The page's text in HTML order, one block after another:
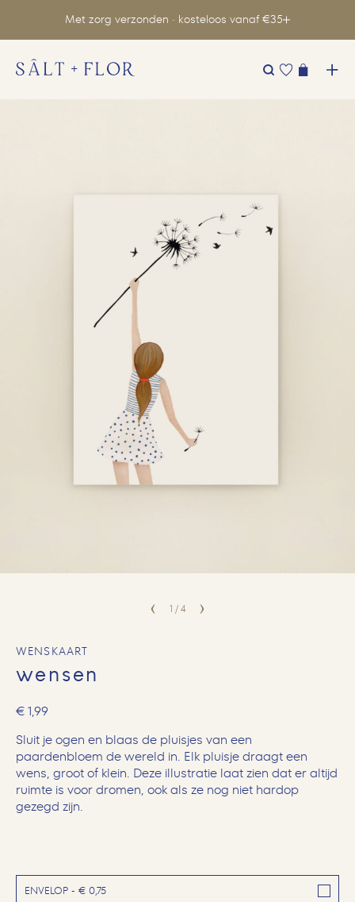
Met zorg verzonden · kosteloos vanaf €35
1 / 4
WENSKAART
wensen
€ 1,99
Sluit je ogen en blaas de pluisjes van een
paardenbloem de wereld in. Elk pluisje draagt een
wens, groot of klein. Deze illustratie laat zien dat er altijd
ruimte is voor dromen, ook als ze nog niet hardop
gezegd zijn.
ENVELOP - € 0,75